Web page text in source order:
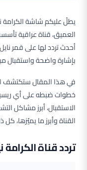
يطلّ عليكم شاشة الكرامة
العميق، قناة عراقية
بإشارة واضحة واستقبال
خطوات ضبطه على أي
الاستقبال، أبرز مشاكل
القناة وأبرز ما يميّزها،
تردد قناة الكرامة